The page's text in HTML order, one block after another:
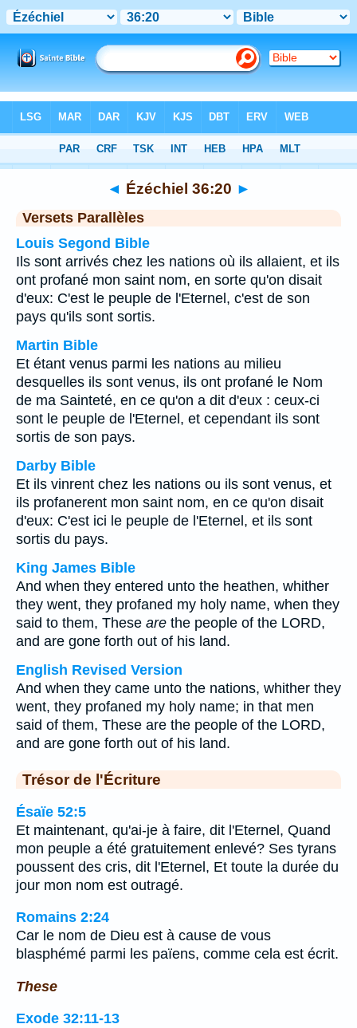
Chapitre 36> Verset 20
◄ Ézéchiel 36:20 ►
Versets Parallèles
Louis Segond Bible
Ils sont arrivés chez les nations où ils allaient, et ils
ont profané mon saint nom, en sorte qu'on disait
d'eux: C'est le peuple de l'Eternel, c'est de son
pays qu'ils sont sortis.
Martin Bible
Et étant venus parmi les nations au milieu
desquelles ils sont venus, ils ont profané le Nom
de ma Sainteté, en ce qu'on a dit d'eux : ceux-ci
sont le peuple de l'Eternel, et cependant ils sont
sortis de son pays.
Darby Bible
Et ils vinrent chez les nations ou ils sont venus, et
ils profanerent mon saint nom, en ce qu'on disait
d'eux: C'est ici le peuple de l'Eternel, et ils sont
sortis du pays.
King James Bible
And when they entered unto the heathen, whither
they went, they profaned my holy name, when they
said to them, These are the people of the LORD,
and are gone forth out of his land.
English Revised Version
And when they came unto the nations, whither they
went, they profaned my holy name; in that men
said of them, These are the people of the LORD,
and are gone forth out of his land.
Trésor de l'Écriture
Ésaïe 52:5
Et maintenant, qu'ai-je à faire, dit l'Eternel, Quand
mon peuple a été gratuitement enlevé? Ses tyrans
poussent des cris, dit l'Eternel, Et toute la durée du
jour mon nom est outragé.
Romains 2:24
Car le nom de Dieu est à cause de vous
blasphémé parmi les païens, comme cela est écrit.
These
Exode 32:11-13